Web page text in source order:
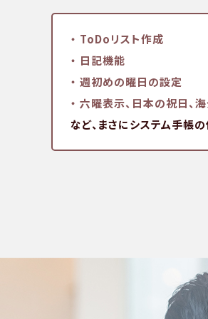
・ ToDoリスト作成
・ 日記機能
・ 週初めの曜日の設定
・ 六曜表示、日本の祝日、
など、まさにシステム手帳